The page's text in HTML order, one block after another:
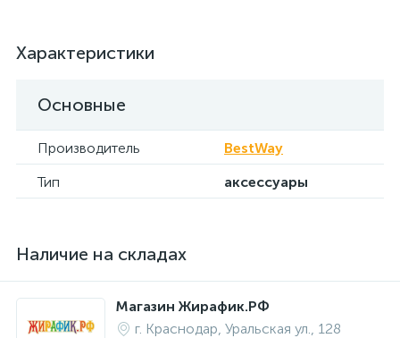
Характеристики
Основные
Производитель
BestWay
Тип
аксессуары
Наличие на складах
Магазин Жирафик.РФ
г. Краснодар, Уральская ул., 128